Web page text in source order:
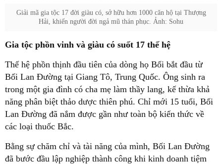
Giải mã gia tộc 17 đời giàu có, sở hữu hơn 1000 căn hộ tại Thượng
Hải, khiến người đời ngả mũ thán phục. Ảnh: Sohu
Gia tộc phồn vinh và giàu có suốt 17 thế hệ
Thế hệ phồn thịnh đầu tiên của dòng họ Bối bắt đầu từ
Bối Lan Đường tại Giang Tô, Trung Quốc. Ông sinh ra
trong một gia đình có cha mẹ làm thầy lang, kế thừa khả
năng phân biệt thảo dược thiên phú. Chỉ mới 15 tuổi, Bối
Lan Đường đã nắm được gần như toàn bộ kiến thức về
các loại thuốc Bắc.
Bằng sự chăm chỉ và tài năng của mình, Bối Lan Đường
đã bước đầu lập nghiệp thành công khi kinh doanh tiệm